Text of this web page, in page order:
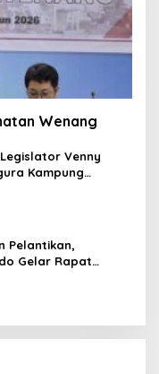
Wenang
Venny
Kampung
Pelantikan,
Gelar Rapat